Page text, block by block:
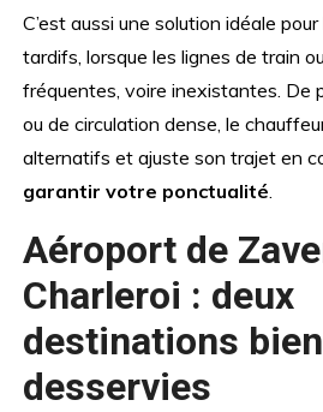
C’est aussi une solution idéale
tardifs, lorsque les lignes de train
fréquentes, voire inexistantes. De
ou de circulation dense, le
alternatifs et ajuste son trajet en
garantir votre ponctualité.
Aéroport de
Charleroi : deux
destinations bien
desservies